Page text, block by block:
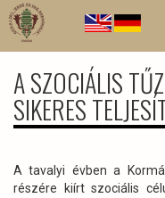
Ugrás
tartalomra
A SZOCIÁLIS
SIKERES
A tavalyi évben a
részére kiírt szociális